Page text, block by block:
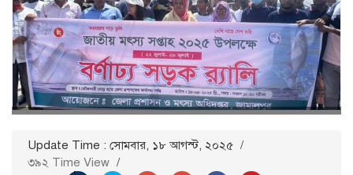
Update Time : সোমবার, ১৮ আগস্ট, ২০২৫ /
৩৯২ Time View /